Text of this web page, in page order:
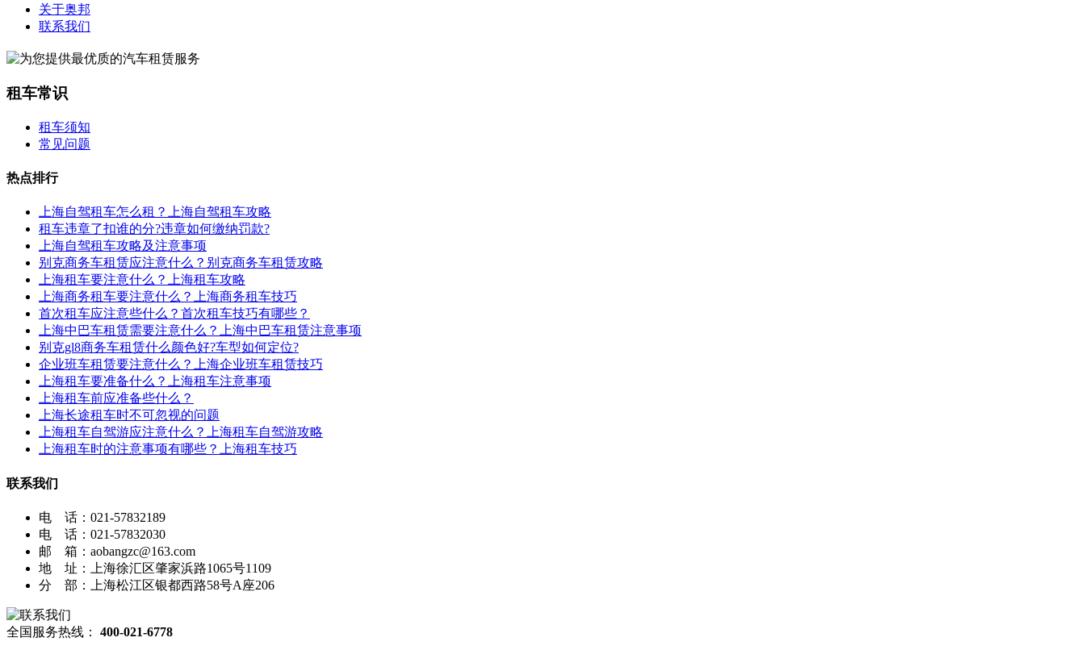
关于奥邦
联系我们
租车常识
租车须知
常见问题
热点排行
上海自驾租车怎么租？上海自驾租车攻略
租车违章了扣谁的分?违章如何缴纳罚款?
上海自驾租车攻略及注意事项
别克商务车租赁应注意什么？别克商务车租赁攻略
上海租车要注意什么？上海租车攻略
上海商务租车要注意什么？上海商务租车技巧
首次租车应注意些什么？首次租车技巧有哪些？
上海中巴车租赁需要注意什么？上海中巴车租赁注意事项
别克gl8商务车租赁什么颜色好?车型如何定位?
企业班车租赁要注意什么？上海企业班车租赁技巧
上海租车要准备什么？上海租车注意事项
上海租车前应准备些什么？
上海长途租车时不可忽视的问题
上海租车自驾游应注意什么？上海租车自驾游攻略
上海租车时的注意事项有哪些？上海租车技巧
联系我们
电 话：021-57832189
电 话：021-57832030
邮 箱：aobangzc@163.com
地 址：上海徐汇区肇家浜路1065号1109
分 部：上海松江区银都西路58号A座206
全国服务热线： 400-021-6778